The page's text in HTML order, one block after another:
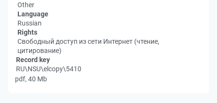
Other
Language
Russian
Rights
Свободный доступ из сети Интернет (чтение,
цитирование)
Record key
RU\NSU\elcopy\5410
pdf, 40 Mb